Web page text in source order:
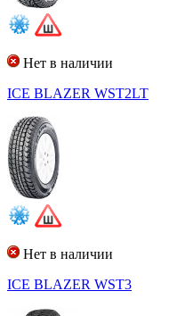
Нет в наличии
ICE BLAZER WST2LT
Нет в наличии
ICE BLAZER WST3